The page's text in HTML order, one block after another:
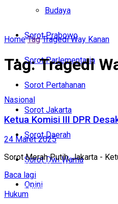
Budaya
Sorot Prabowo
Sorot Parlementaria
Sorot Pertahanan
Sorot Jakarta
Sorot Daerah
Sorot Dwi Warna
Opini
Sorot Parlementaria
Sorot Pertahanan
Sorot Jakarta
Sorot Daerah
Sorot Dwi Warna
Opini
Home Tag Tragedi Way Kanan
Tag:Tragedi
Nasional
Ketua Komisi III DPR
24 Maret 2025
Sorot Merah Putih, Jakarta -
Baca lagi
Hukum